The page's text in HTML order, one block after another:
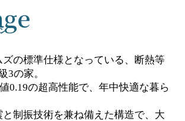
ズの標準仕様となっている、断熱等
3の家。
0.19の超高性能で、年中快適な暮ら
と制振技術を兼ね備えた構造で、大